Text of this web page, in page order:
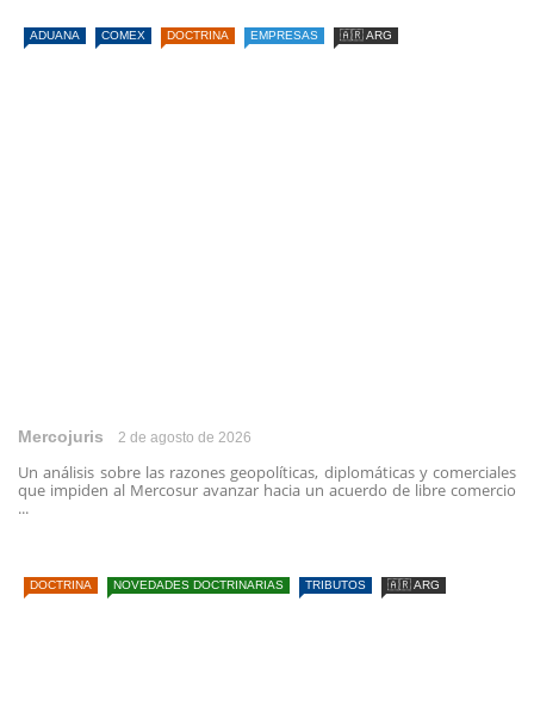
ADUANA COMEX DOCTRINA EMPRESAS 🇦🇷 ARG
Mercojuris 2 de agosto de 2026
Un análisis sobre las razones geopolíticas, diplomáticas y comerciales
que impiden al Mercosur avanzar hacia un acuerdo de libre comercio
...
DOCTRINA NOVEDADES DOCTRINARIAS TRIBUTOS 🇦🇷 ARG